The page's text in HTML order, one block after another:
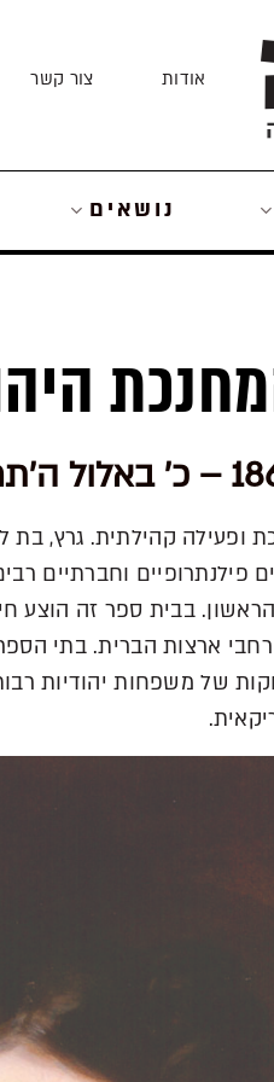
אודות צור קשר
נושאים
ופעילה קהילתית. גרץ, בת
בבית ספר זה הוצע
ארצות הברית. בתי
של משפחות יהודיות